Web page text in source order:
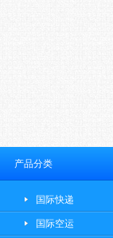
产品分类
国际快递
国际空运